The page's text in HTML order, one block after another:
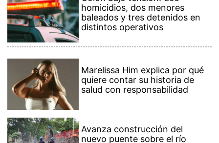
homicidios, dos menores
baleados y tres detenidos en
distintos operativos
Marelissa Him explica por qué
quiere contar su historia de
salud con responsabilidad
Avanza construcción del
nuevo puente sobre el río